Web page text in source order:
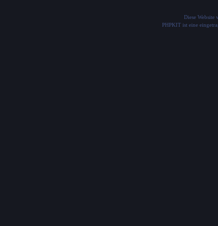
Diese Website
PHPKIT ist eine